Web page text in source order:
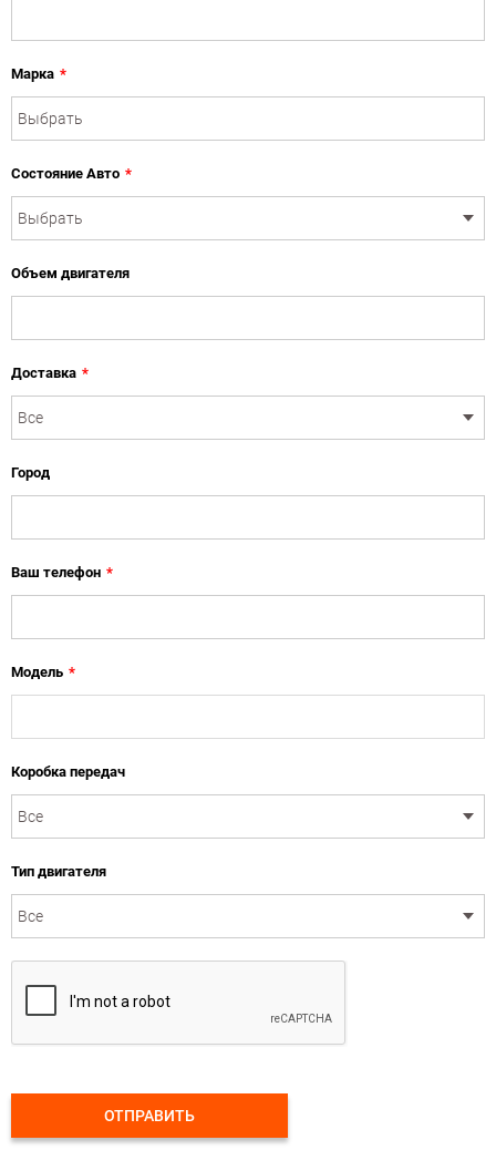
Марка *
Состояние Авто *
Объем двигателя
Доставка *
Город
Ваш телефон *
Модель *
Коробка передач
Тип двигателя
ОТПРАВИТЬ